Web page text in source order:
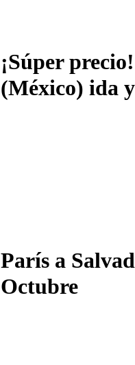
¡Súper
(México) ida
París a
Octubre